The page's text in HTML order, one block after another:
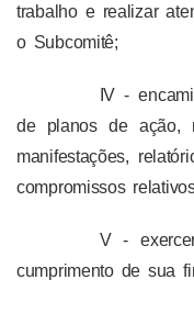
trabalho e realizar
o Subcomitê;
IV -
de planos de ação,
manifestações,
compromissos
V -
cumprimento de sua